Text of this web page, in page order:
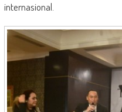
internasional.